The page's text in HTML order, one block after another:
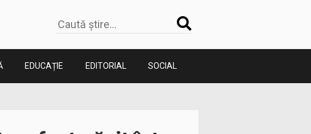
EDUCAȚIE EDITORIAL SOCIAL